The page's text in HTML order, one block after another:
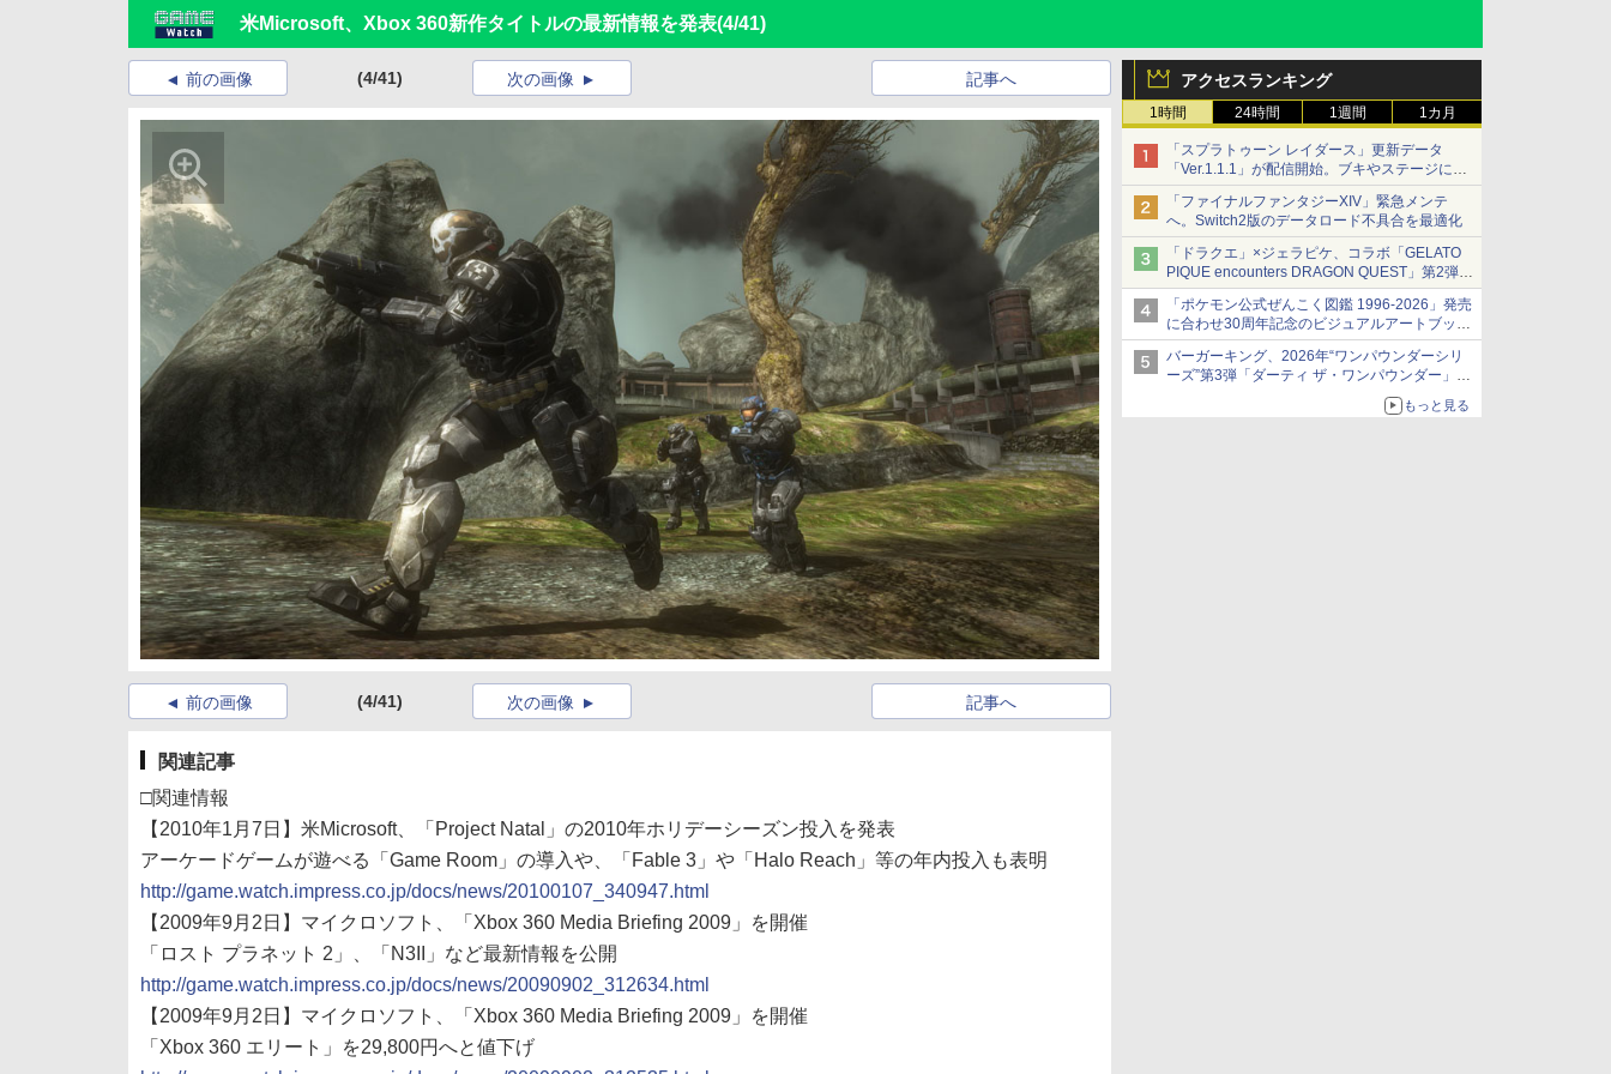
米Microsoft、Xbox 360新作タイトルの最新情報を発表(4/41)
アクセスランキング
1時間 24時間 1週間 1カ月
「スプラトゥーン レイダース」更新データ
「Ver.1.1.1」が配信開始。ブキやステージに関
する不具合を修正
「ファイナルファンタジーXIV」緊急メンテ
へ。Switch2版のデータロード不具合を最適化
「ドラクエ」×ジェラピケ、コラボ「GELATO
PIQUE encounters DRAGON QUEST」第2弾が
本日発売
アイスカップに入ったスライムやわたぼう、ベ
ビーサタンなどがオリジナルアートで登場
「ポケモン公式ぜんこく図鑑 1996-2026」発売
に合わせ30周年記念のビジュアルアートブック
3冊同時発売が決定
バーガーキング、2026年“ワンパウンダーシリ
ーズ”第3弾「ダーティ ザ・ワンパウンダー」を
「特製ガーリックマヨソース」を使用した超大
もっと見る
前の画像 (4/41) 記事へ
次の画像
前の画像 (4/41) 記事へ
次の画像
関連記事
□関連情報
【2010年1月7日】米Microsoft、「Project Natal」の2010年ホリデーシーズン投入を発表
アーケードゲームが遊べる「Game Room」の導入や、「Fable 3」や「Halo Reach」等の年内投入も表明
http://game.watch.impress.co.jp/docs/news/20100107_340947.html
【2009年9月2日】マイクロソフト、「Xbox 360 Media Briefing 2009」を開催
「ロスト プラネット 2」、「N3II」など最新情報を公開
http://game.watch.impress.co.jp/docs/news/20090902_312634.html
【2009年9月2日】マイクロソフト、「Xbox 360 Media Briefing 2009」を開催
「Xbox 360 エリート」を29,800円へと値下げ